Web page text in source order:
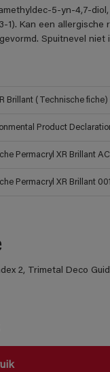
5-yn-4,7-diol,
1). Kan een
Spuitnevel niet
Brillant (Technische fiche)
Product
Permacryl XR Brillant AC
Permacryl XR Brillant
2, Trimetal Deco